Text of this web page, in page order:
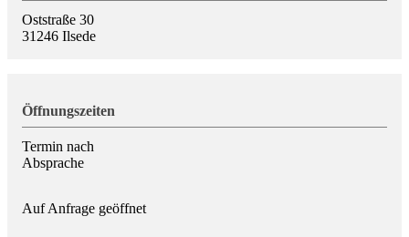
Oststraße 30
31246 Ilsede
Öffnungszeiten
Termin nach
Absprache
Auf Anfrage geöffnet